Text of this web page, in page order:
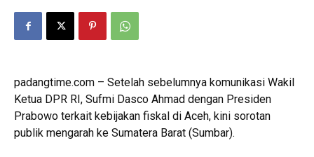
padangtime.com – Setelah sebelumnya komunikasi Wakil
Ketua DPR RI, Sufmi Dasco Ahmad dengan Presiden
Prabowo terkait kebijakan fiskal di Aceh, kini sorotan
publik mengarah ke Sumatera Barat (Sumbar).